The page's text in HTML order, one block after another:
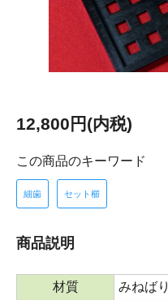
12,800円(内税)
この商品のキーワード
細歯 セット櫛
商品説明
材質
みねばり